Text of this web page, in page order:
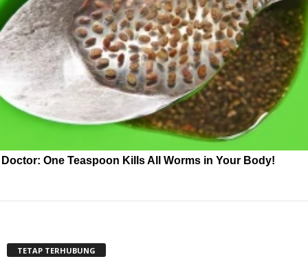
Doctor: One Teaspoon Kills All Worms in Your Body!
TETAP TERHUBUNG